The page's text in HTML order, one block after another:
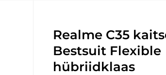
Realme C35
Bestsuit Flexible
hübriidklaas